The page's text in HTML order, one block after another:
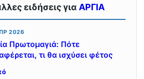
ειδήσεις για ΑΡΓΙΑ
2026
Πρωτομαγιά: Πότε
τι θα ισχύσει φέτος